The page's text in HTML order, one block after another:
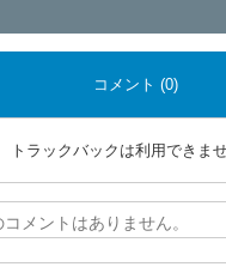
コメント (0)
トラックバックは利用できませ
メントはありません。